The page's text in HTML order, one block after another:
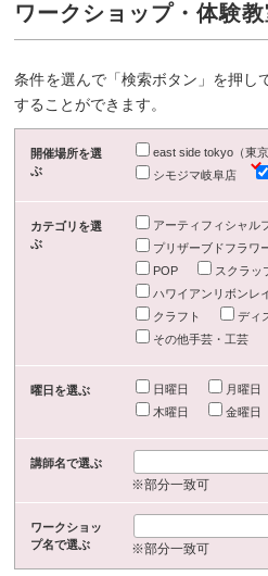
ワークショップ・体験
条件を選んで「検索ボタン」を押し
することができます。
開催場所を選
ぶ
east side tokyo（東京
シモジマ岐阜店
カテゴリを選
ぶ
アーティフィシャル
プリザーブドフラワ
POP
スクラッ
ハワイアンリボンレ
クラフト
ディ
その他手芸・工芸
曜日を選ぶ 日曜日 月曜日
木曜日
金曜日
講師名で選ぶ
※部分一致可
ワークショッ
プ名で選ぶ
※部分一致可